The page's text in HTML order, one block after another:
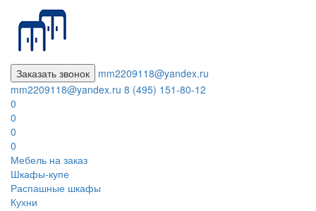
Заказать звонок
mm2209118@yandex.ru
mm2209118@yandex.ru 8 (495) 151-80-12
0
0
0
0
Мебель на заказ
Шкафы-купе
Распашные шкафы
Кухни